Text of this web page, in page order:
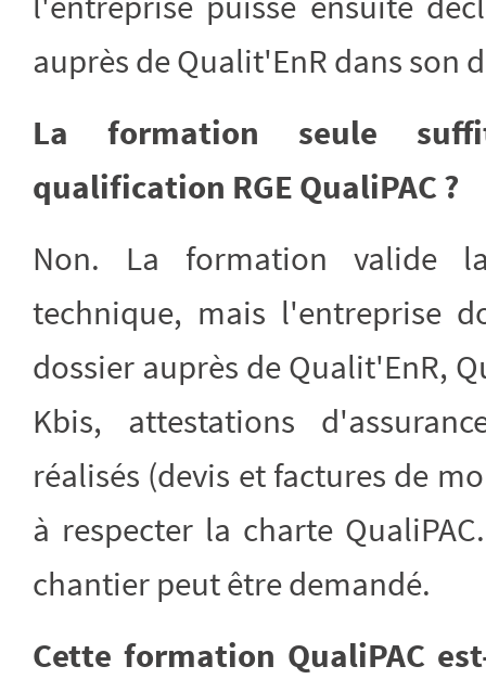
auprès de Qualit'EnR dans son
La formation seule
qualification RGE QualiPAC ?
Non. La formation valide
technique, mais l'entreprise
dossier auprès de Qualit'EnR,
Kbis, attestations
réalisés (devis et factures de
à respecter la charte
chantier peut être demandé.
Cette formation QualiPAC